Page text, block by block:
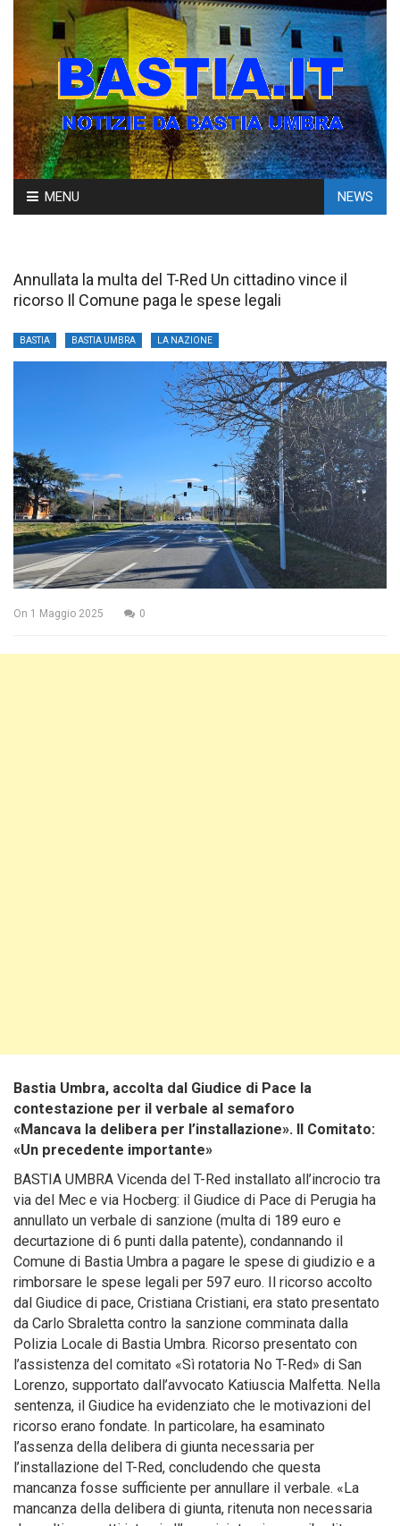
Skip
to
MENU NEWS
Annullata la multa del T-Red Un cittadino vince il
ricorso Il Comune paga le spese legali
BASTIA BASTIA UMBRA LA NAZIONE
On 1 Maggio 2025 0
Bastia Umbra, accolta dal Giudice di Pace la
contestazione per il verbale al semaforo
«Mancava la delibera per l’installazione». Il Comitato:
«Un precedente importante»
BASTIA UMBRA Vicenda del T-Red installato all’incrocio tra
via del Mec e via Hocberg: il Giudice di Pace di Perugia ha
annullato un verbale di sanzione (multa di 189 euro e
decurtazione di 6 punti dalla patente), condannando il
Comune di Bastia Umbra a pagare le spese di giudizio e a
rimborsare le spese legali per 597 euro. Il ricorso accolto
dal Giudice di pace, Cristiana Cristiani, era stato presentato
da Carlo Sbraletta contro la sanzione comminata dalla
Polizia Locale di Bastia Umbra. Ricorso presentato con
l’assistenza del comitato «Sì rotatoria No T-Red» di San
Lorenzo, supportato dall’avvocato Katiuscia Malfetta. Nella
sentenza, il Giudice ha evidenziato che le motivazioni del
ricorso erano fondate. In particolare, ha esaminato
l’assenza della delibera di giunta necessaria per
l’installazione del T-Red, concludendo che questa
mancanza fosse sufficiente per annullare il verbale. «La
mancanza della delibera di giunta, ritenuta non necessaria